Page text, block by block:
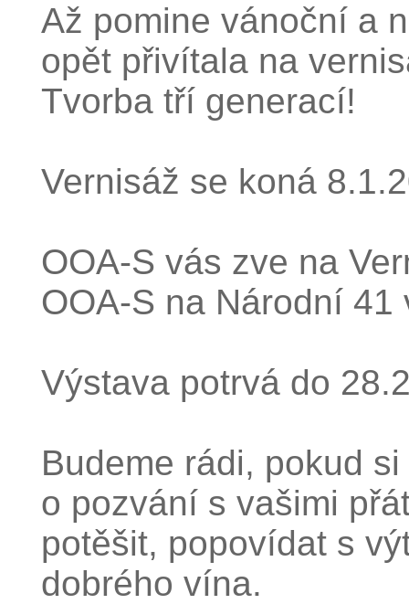
Až pomine vánoční a
opět přivítala na
Tvorba tří generací!
Vernisáž se koná
OOA-S vás zve na
OOA-S na Národní 41
Výstava potrvá do
Budeme rádi, pokud
o pozvání s vašimi
potěšit, popovídat s
dobrého vína.